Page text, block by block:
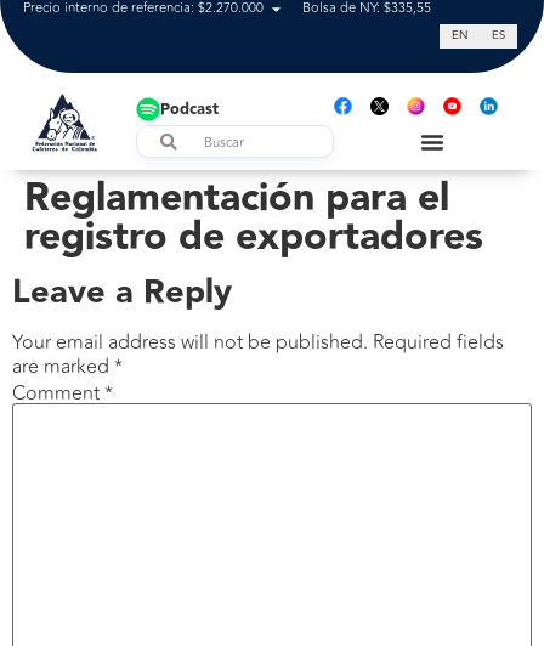
Precio interno de referencia: $2.270.000 Bolsa de NY: $335,55 Tasa de
EN ES
Podcast
Reglamentación para el
registro de exportadores
Leave a Reply
Your email address will not be published. Required fields
are marked *
Comment*